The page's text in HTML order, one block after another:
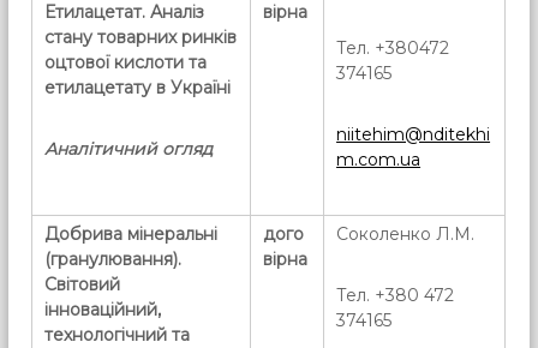
Етилацетат.Аналіз
стану товарних ринків
оцтової кислоти та
етилацетату в Україні
Аналітичний огляд
вірна
Тел. +380472
374165
niitehim@nditekhi
m.com.ua
Добрива мінеральні
(гранулювання).
Світовий
інноваційний,
технологічний та
дого
вірна
Соколенко Л.М.
Тел. +380 472
374165